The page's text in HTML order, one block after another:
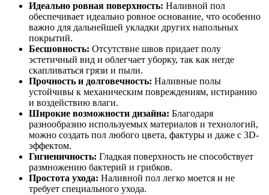
Идеально ровная поверхность: Наливной пол
обеспечивает идеально ровное основание, что особенно
важно для дальнейшей укладки других напольных
покрытий.
Бесшовность: Отсутствие швов придает полу
эстетичный вид и облегчает уборку, так как негде
скапливаться грязи и пыли.
Прочность и долговечность: Наливные полы
устойчивы к механическим повреждениям, истиранию
и воздействию влаги.
Широкие возможности дизайна: Благодаря
разнообразию используемых материалов и технологий,
можно создать пол любого цвета, фактуры и даже с 3D-
эффектом.
Гигиеничность: Гладкая поверхность не способствует
размножению бактерий и грибков.
Простота ухода: Наливной пол легко моется и не
требует специального ухода.